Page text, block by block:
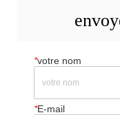
*votre nom
*E-mail